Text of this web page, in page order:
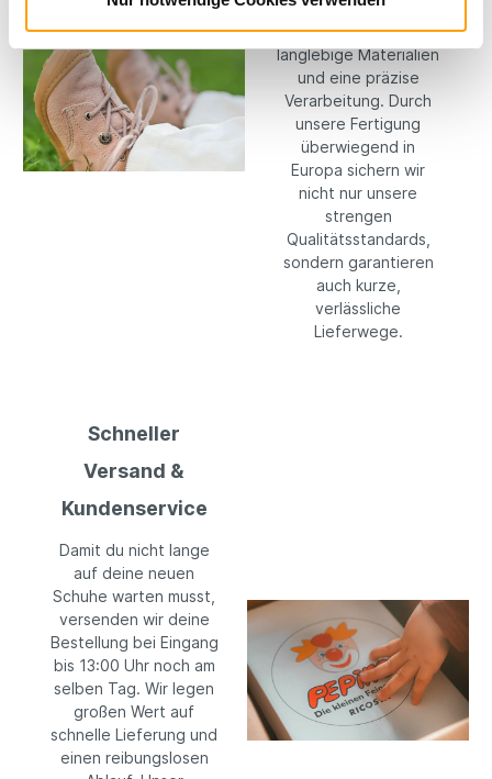
setzen konsequent
auf hochwertige,
langlebige Materialien
und eine präzise
Verarbeitung. Durch
unsere Fertigung
überwiegend in
Europa sichern wir
nicht nur unsere
strengen
Qualitätsstandards,
sondern garantieren
auch kurze,
verlässliche
Lieferwege.
Schneller
Versand &
Kundenservice
Damit du nicht lange
auf deine neuen
Schuhe warten musst,
versenden wir deine
Bestellung bei Eingang
bis 13:00 Uhr noch am
selben Tag. Wir legen
großen Wert auf
schnelle Lieferung und
einen reibungslosen